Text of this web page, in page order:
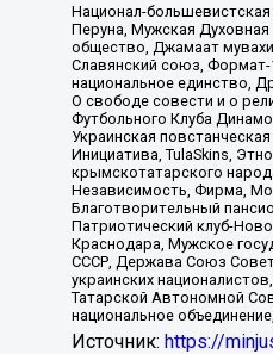
Национал-
Перуна, Мужская
общество, Джамаат
Славянский союз, Формат-
национальное единство,
О свободе совести и о
Футбольного Клуба
Украинская
Инициатива, TulaSkins,
крымскотатарского
Независимость, Фирма,
Благотворительный
Патриотический клуб-
Краснодара, Мужское
СССР, Держава Союз
украинских
Татарской Автономной
национальное
Источник: https://